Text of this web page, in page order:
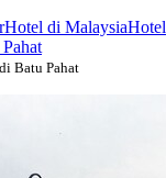
Hotel di MalaysiaHotel
Batu Pahat